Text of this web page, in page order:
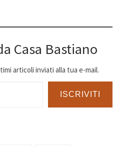
Casa Bastiano
articoli inviati alla tua e-mail.
ISCRIVITI